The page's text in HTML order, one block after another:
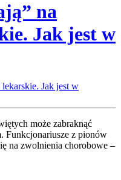
na
Jak jest w
może zabraknąć
Funkcjonariusze z pionów
na zwolnienia chorobowe –